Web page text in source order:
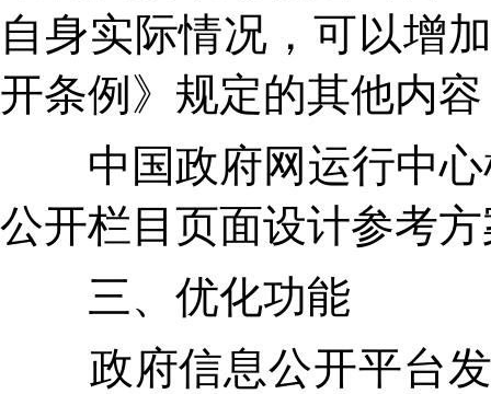
自身实际情况，可以增
开条例》规定的其他内
中国政府网运行中心
公开栏目页面设计参考
三、优化功能
政府信息公开平台发